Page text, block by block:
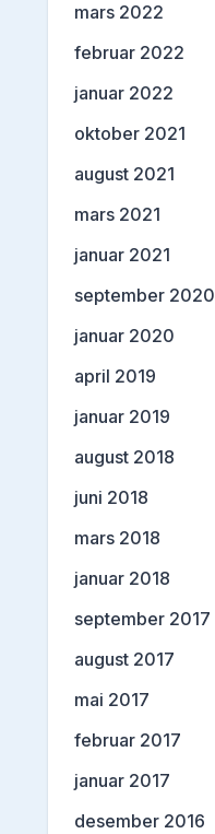
mars 2022
februar 2022
januar 2022
oktober 2021
august 2021
mars 2021
januar 2021
september 2020
januar 2020
april 2019
januar 2019
august 2018
juni 2018
mars 2018
januar 2018
september 2017
august 2017
mai 2017
februar 2017
januar 2017
desember 2016